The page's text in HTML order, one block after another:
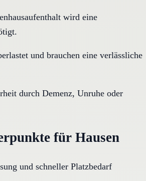
wird eine
und brauchen eine verlässliche
durch Demenz, Unruhe oder
für Hausen
und schneller Platzbedarf